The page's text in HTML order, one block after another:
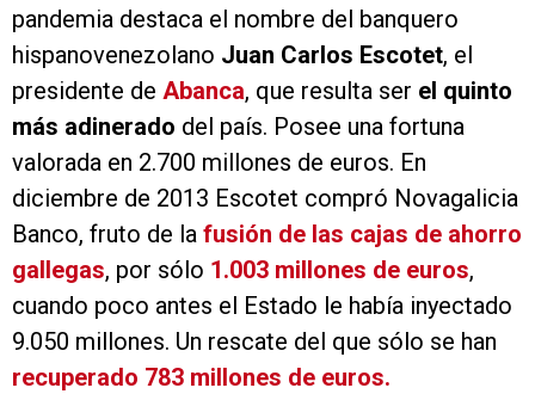
pandemia destaca el nombre del banquero
hispanovenezolano Juan Carlos Escotet, el
presidente de Abanca, que resulta ser el quinto
más adinerado del país. Posee una fortuna
valorada en 2.700 millones de euros. En
diciembre de 2013 Escotet compró Novagalicia
Banco, fruto de la fusión de las cajas de ahorro
gallegas, por sólo 1.003 millones de euros,
cuando poco antes el Estado le había inyectado
9.050 millones. Un rescate del que sólo se han
recuperado 783 millones de euros.